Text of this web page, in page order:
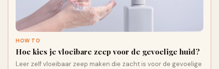
HOW TO
Hoe kies je vloeibare zeep voor de gevoelige huid?
Leer zelf vloeibaar zeep maken die zacht is voor de gevoelige